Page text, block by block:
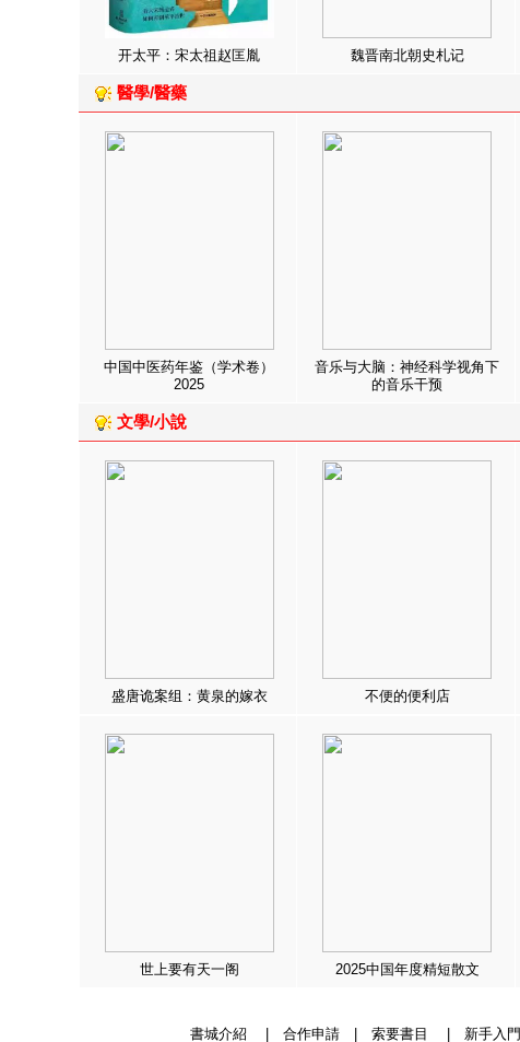
开太平：宋太祖赵匡胤 魏晋南北朝史札记
醫學/醫藥
中国中医药年鉴（学术卷）
2025
音乐与大脑：神经科学视角下
的音乐干预
文學/小說
盛唐诡案组：黄泉的嫁衣 不便的便利店
世上要有天一阁 2025中国年度精短散文
書城介紹 合作申請| 索要書目 新手入門